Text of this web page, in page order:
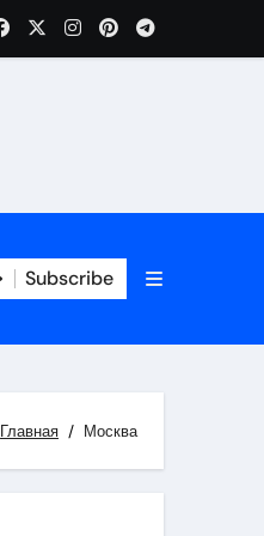
Subscribe
Главная Москва